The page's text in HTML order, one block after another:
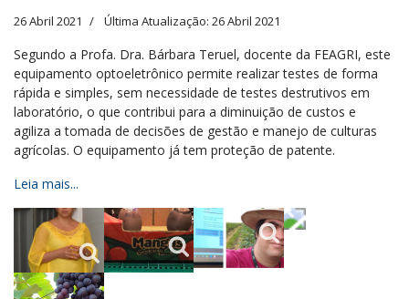
26 Abril 2021 Última Atualização: 26 Abril 2021
Segundo a Profa. Dra. Bárbara Teruel, docente da FEAGRI, este
equipamento optoeletrônico permite realizar testes de forma
rápida e simples, sem necessidade de testes destrutivos em
laboratório, o que contribui para a diminuição de custos e
agiliza a tomada de decisões de gestão e manejo de culturas
agrícolas. O equipamento já tem proteção de patente.
Leia mais...